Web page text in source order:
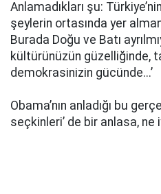
Anlamadıkları şu:
şeylerin ortasında yer
Burada Doğu ve Batı
kültürünüzün güzelliğinde,
demokrasinizin gücünde...’
Obama’nın anladığı bu
seçkinleri’ de bir anlasa, ne